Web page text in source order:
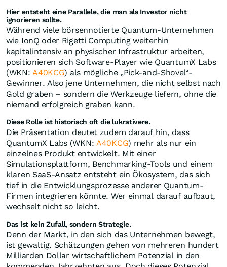
Hier entsteht eine Parallele, die man als Investor nicht
ignorieren sollte.
Während viele börsennotierte Quantum-Unternehmen
wie IonQ oder Rigetti Computing weiterhin
kapitalintensiv an physischer Infrastruktur arbeiten,
positionieren sich Software-Player wie QuantumX Labs
(WKN:A40KCG) als mögliche „Pick-and-Shovel“-
Gewinner. Also jene Unternehmen, die nicht selbst nach
Gold graben – sondern die Werkzeuge liefern, ohne die
niemand erfolgreich graben kann.
Diese Rolle ist historisch oft die lukrativere.
Die Präsentation deutet zudem darauf hin, dass
QuantumX Labs (WKN: A40KCG) mehr als nur ein
einzelnes Produkt entwickelt. Mit einer
Simulationsplattform, Benchmarking-Tools und einem
klaren SaaS-Ansatz entsteht ein Ökosystem, das sich
tief in die Entwicklungsprozesse anderer Quantum-
Firmen integrieren könnte. Wer einmal darauf aufbaut,
wechselt nicht so leicht.
Das ist kein Zufall, sondern Strategie.
Denn der Markt, in den sich das Unternehmen bewegt,
ist gewaltig. Schätzungen gehen von mehreren hundert
Milliarden Dollar wirtschaftlichem Potenzial in den